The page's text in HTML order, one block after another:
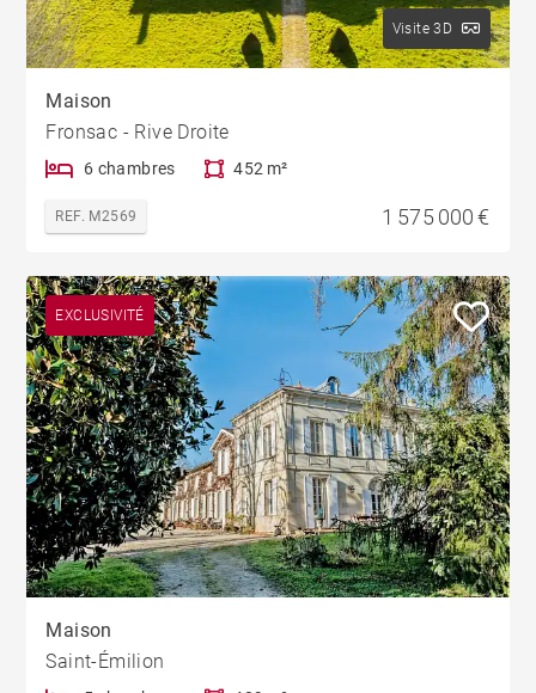
Visite 3D
Maison
Fronsac - Rive Droite
6 chambres 452 m²
REF. M2569 1 575 000 €
EXCLUSIVITÉ
Maison
Saint-Émilion